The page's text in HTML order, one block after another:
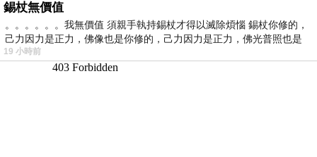
錫杖無價值
。。。。。。我無價值 須親手執持錫杖才得以滅除煩惱 錫杖你修的，
己力因力是正力，佛像也是你修的，己力因力是正力，佛光普照也是
19 小時前